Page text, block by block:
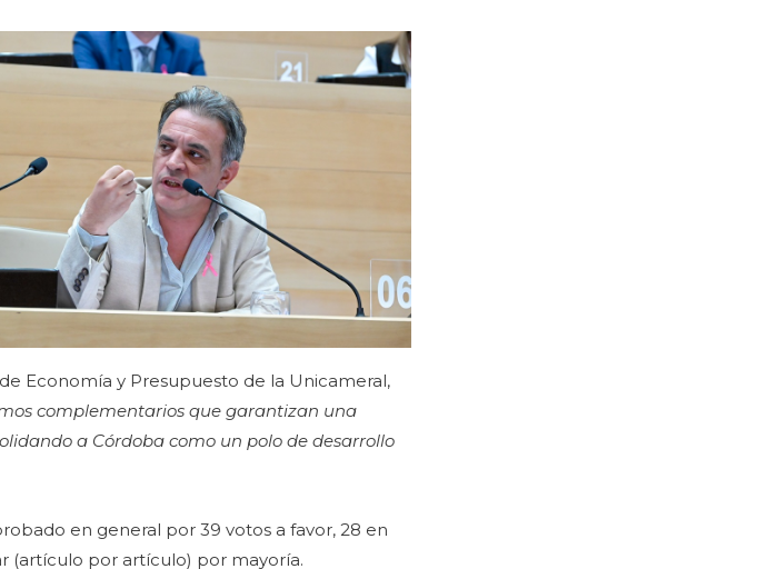
Economía y Presupuesto de la Unicameral,
complementarios que garantizan una
a Córdoba como un polo de desarrollo
en general por 39 votos a favor, 28 en
(artículo por artículo) por mayoría.